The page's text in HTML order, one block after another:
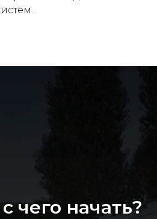
чего начать?